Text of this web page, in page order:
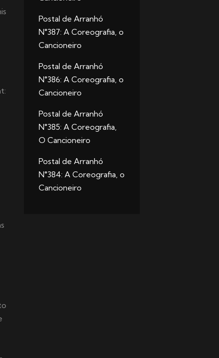
Postal de Arranhó
N°387: A Coreografia, o
Cancioneiro
Postal de Arranhó
N°386: A Coreografia, o
Cancioneiro
Postal de Arranhó
N°385: A Coreografia,
O Cancioneiro
Postal de Arranhó
N°384: A Coreografia, o
Cancioneiro